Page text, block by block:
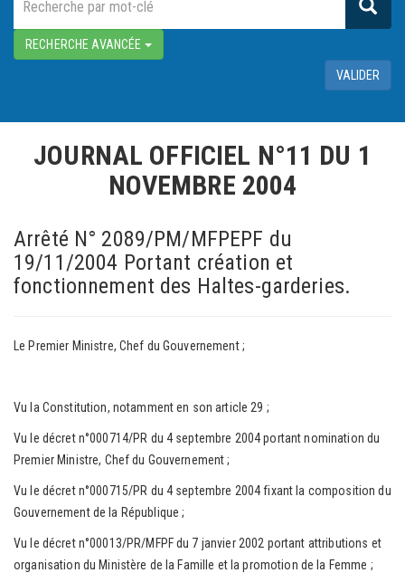
RECHERCHE AVANCÉE
VALIDER
JOURNAL OFFICIEL N°11 DU 1
NOVEMBRE 2004
Arrêté N° 2089/PM/MFPEPF du
19/11/2004 Portant création et
fonctionnement des Haltes-garderies.
Le Premier Ministre, Chef du Gouvernement ;
Vu la Constitution, notamment en son article 29 ;
Vu le décret n°000714/PR du 4 septembre 2004 portant nomination du
Premier Ministre, Chef du Gouvernement ;
Vu le décret n°000715/PR du 4 septembre 2004 fixant la composition du
Gouvernement de la République ;
Vu le décret n°00013/PR/MFPF du 7 janvier 2002 portant attributions et
organisation du Ministère de la Famille et la promotion de la Femme ;